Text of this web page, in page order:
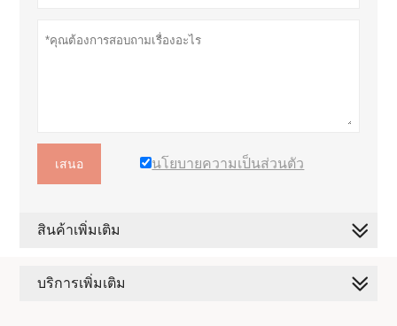
เสนอ นโยบายความเป็นส่วนตัว
สินค้าเพิ่มเติม
บริการเพิ่มเติม